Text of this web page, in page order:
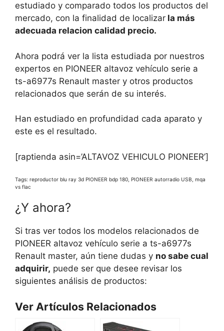
estudiado y comparado todos los productos del
mercado, con la finalidad de localizar la más
adecuada relacion calidad precio.
Ahora podrá ver la lista estudiada por nuestros
expertos en PIONEER altavoz vehículo serie a
ts-a6977s Renault master y otros productos
relacionados que serán de su interés.
Han estudiado en profundidad cada aparato y
este es el resultado.
[raptienda asin=’ALTAVOZ VEHICULO PIONEER’]
Tags: reproductor blu ray 3d PIONEER bdp 180, PIONEER autorradio USB, mqa
vs flac
¿Y ahora?
Si tras ver todos los modelos relacionados de
PIONEER altavoz vehículo serie a ts-a6977s
Renault master, aún tiene dudas y no sabe cual
adquirir, puede ser que desee revisar los
siguientes análisis de productos:
Ver Artículos Relacionados